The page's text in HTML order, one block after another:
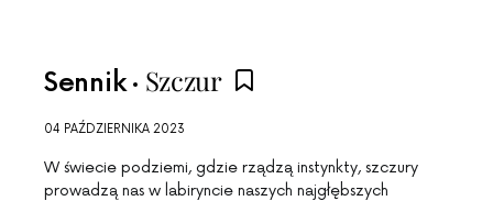
Sennik Szczur
04 PAŹDZIERNIKA 2023
W świecie podziemi, gdzie rządzą instynkty, szczury
prowadzą nas w labiryncie naszych najgłębszych